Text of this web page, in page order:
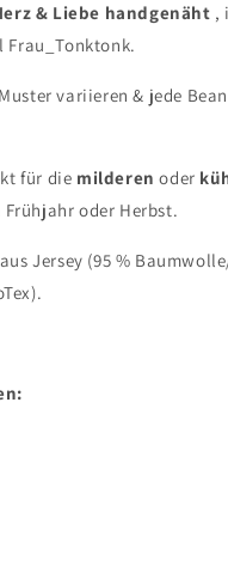
& Liebe handgenäht ,
Frau_Tonktonk.
variieren & jede
für die milderen oder
Frühjahr oder Herbst.
Jersey (95 %